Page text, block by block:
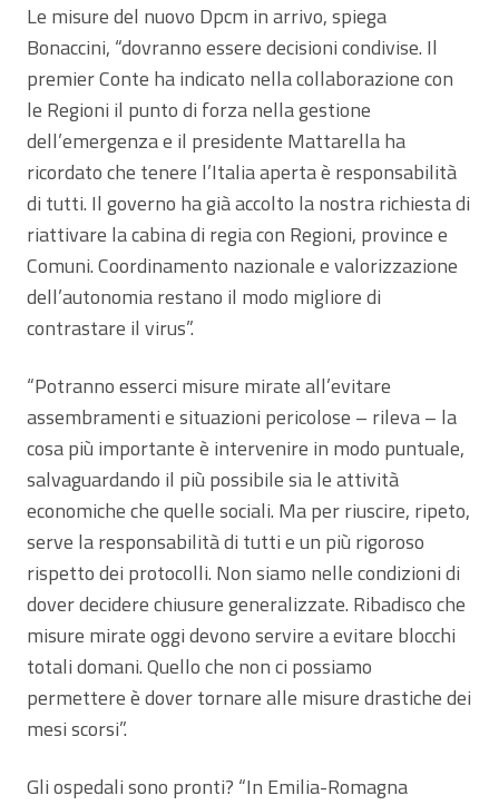
Le misure del nuovo Dpcm in arrivo, spiega
Bonaccini, “dovranno essere decisioni condivise. Il
premier Conte ha indicato nella collaborazione con
le Regioni il punto di forza nella gestione
dell’emergenza e il presidente Mattarella ha
ricordato che tenere l’Italia aperta è responsabilità
di tutti. Il governo ha già accolto la nostra richiesta di
riattivare la cabina di regia con Regioni, province e
Comuni. Coordinamento nazionale e valorizzazione
dell’autonomia restano il modo migliore di
contrastare il virus”.
“Potranno esserci misure mirate all’evitare
assembramenti e situazioni pericolose – rileva – la
cosa più importante è intervenire in modo puntuale,
salvaguardando il più possibile sia le attività
economiche che quelle sociali. Ma per riuscire, ripeto,
serve la responsabilità di tutti e un più rigoroso
rispetto dei protocolli. Non siamo nelle condizioni di
dover decidere chiusure generalizzate. Ribadisco che
misure mirate oggi devono servire a evitare blocchi
totali domani. Quello che non ci possiamo
permettere è dover tornare alle misure drastiche dei
mesi scorsi”.
Gli ospedali sono pronti? “In Emilia-Romagna